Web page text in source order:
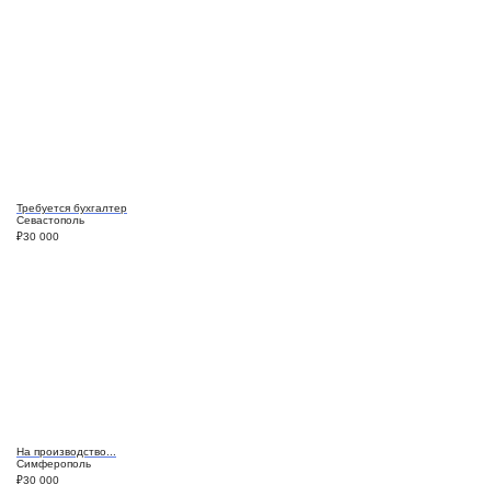
Требуется бухгалтер
Севастополь
₽30 000
На производство...
Симферополь
₽30 000